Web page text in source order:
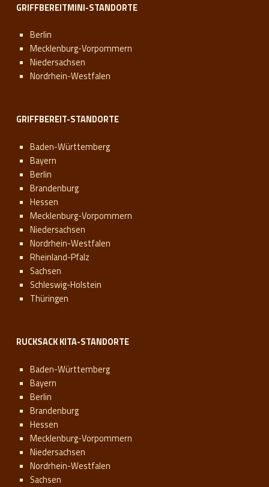
GRIFFBEREITMINI-STANDORTE
Berlin
Mecklenburg-Vorpommern
Niedersachsen
Nordrhein-Westfalen
GRIFFBEREIT-STANDORTE
Baden-Württemberg
Bayern
Berlin
Brandenburg
Hessen
Mecklenburg-Vorpommern
Niedersachsen
Nordrhein-Westfalen
Rheinland-Pfalz
Sachsen
Schleswig-Holstein
Thüringen
RUCKSACK KITA-STANDORTE
Baden-Württemberg
Bayern
Berlin
Brandenburg
Hessen
Mecklenburg-Vorpommern
Niedersachsen
Nordrhein-Westfalen
Sachsen